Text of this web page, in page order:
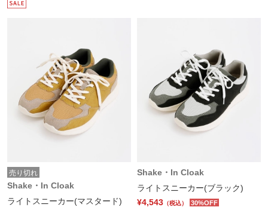
売り切れ
Shake・In Cloak
ライトスニーカー(マスタード)
Shake・In Cloak
ライトスニーカー(ブラック)
¥4,543 （税込） 30%OFF